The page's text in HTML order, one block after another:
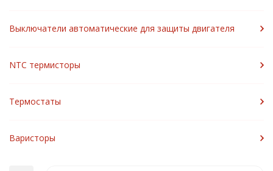
Выключатели автоматические для защиты двигателя
NTC термисторы
Термостаты
Варисторы